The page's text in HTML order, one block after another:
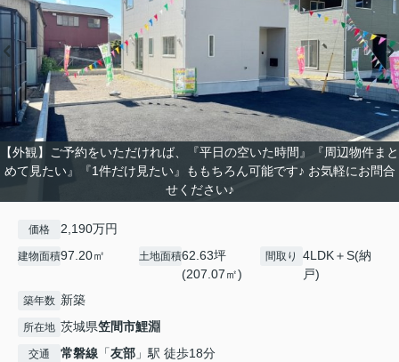
【外観】ご予約をいただければ、『平日の空いた時間』『周辺物件まと
めて見たい』『1件だけ見たい』ももちろん可能です♪ お気軽にお問合
せください♪
価格 2,190万円
建物面積97.20㎡ 土地面積62.63坪
(207.07㎡)
間取り
4LDK＋S(納
戸)
築年数 新築
所在地 茨城県笠間市鯉淵
交通 常磐線 「友部 」駅 徒歩18分